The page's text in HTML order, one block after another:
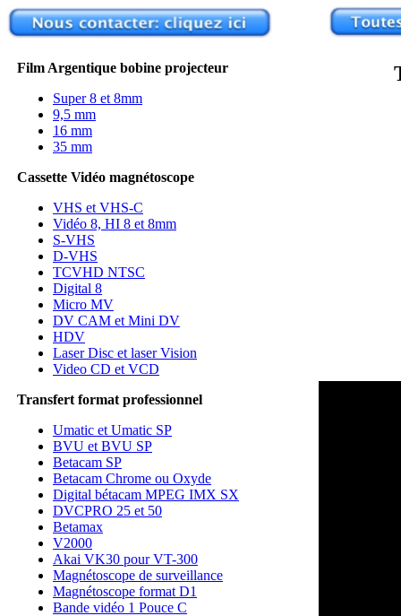
Film Argentique bobine projecteur
Super 8 et 8mm
9,5 mm
16 mm
35 mm
Cassette Vidéo magnétoscope
VHS et VHS-C
Vidéo 8, HI 8 et 8mm
S-VHS
D-VHS
TCVHD NTSC
Digital 8
Micro MV
DV CAM et Mini DV
HDV
Laser Disc et laser Vision
Video CD et VCD
Transfert format professionnel
Umatic et Umatic SP
BVU et BVU SP
Betacam SP
Betacam Chrome ou Oxyde
Digital bétacam MPEG IMX SX
DVCPRO 25 et 50
Betamax
V2000
Akai VK30 pour VT-300
Magnétoscope de surveillance
Magnétoscope format D1
Bande vidéo 1 Pouce C